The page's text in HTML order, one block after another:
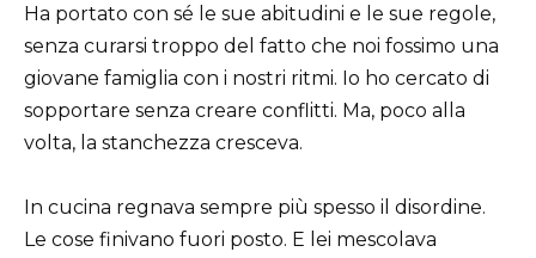
Ha portato con sé le sue abitudini e le sue regole,
senza curarsi troppo del fatto che noi fossimo una
giovane famiglia con i nostri ritmi. Io ho cercato di
sopportare senza creare conflitti. Ma, poco alla
volta, la stanchezza cresceva.
In cucina regnava sempre più spesso il disordine.
Le cose finivano fuori posto. E lei mescolava